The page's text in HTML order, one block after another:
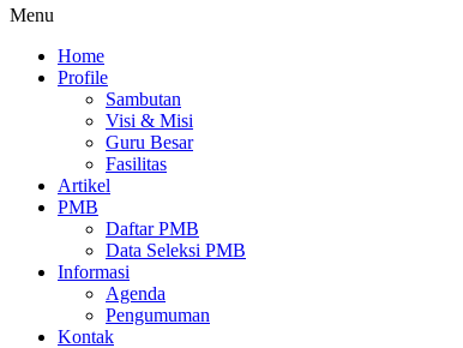
Menu
Home
Profile
Sambutan
Visi & Misi
Guru Besar
Fasilitas
Artikel
PMB
Daftar PMB
Data Seleksi PMB
Informasi
Agenda
Pengumuman
Kontak